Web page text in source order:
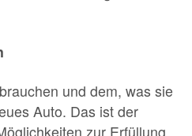
und dem, was sie
Auto. Das ist der
zur Erfüllung